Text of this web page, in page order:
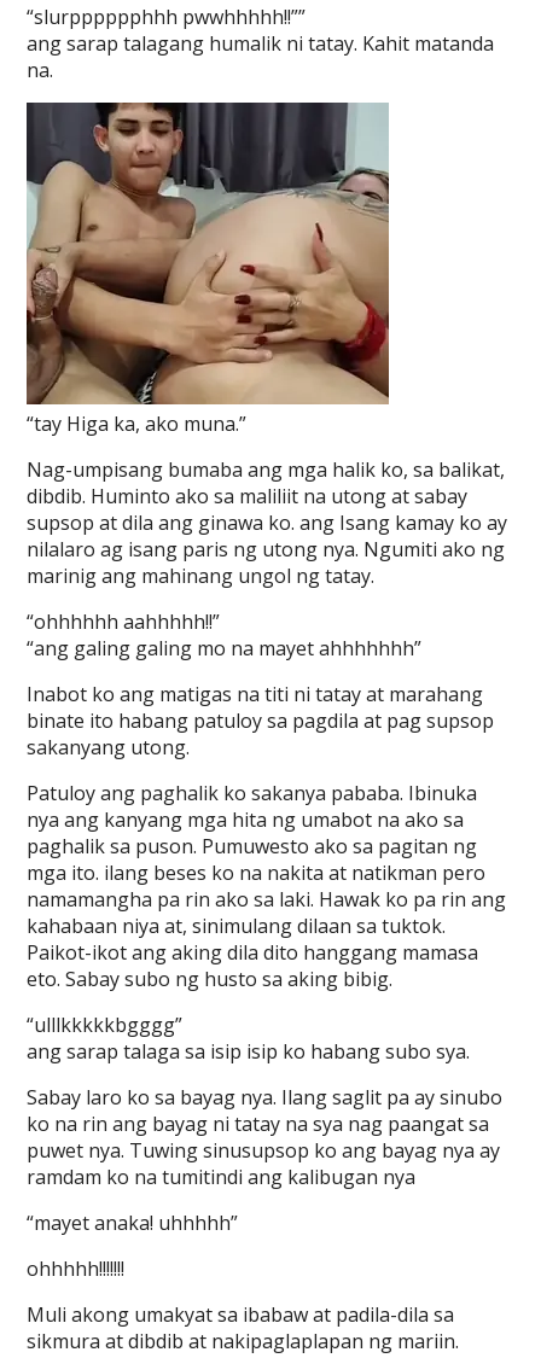
“slurpppppphhh pwwhhhhh!!””
ang sarap talagang humalik ni tatay. Kahit matanda
na.
“tay Higa ka, ako muna.”
Nag-umpisang bumaba ang mga halik ko, sa balikat,
dibdib. Huminto ako sa maliliit na utong at sabay
supsop at dila ang ginawa ko. ang Isang kamay ko ay
nilalaro ag isang paris ng utong nya. Ngumiti ako ng
marinig ang mahinang ungol ng tatay.
“ohhhhhh aahhhhh!!”
“ang galing galing mo na mayet ahhhhhhh”
Inabot ko ang matigas na titi ni tatay at marahang
binate ito habang patuloy sa pagdila at pag supsop
sakanyang utong.
Patuloy ang paghalik ko sakanya pababa. Ibinuka
nya ang kanyang mga hita ng umabot na ako sa
paghalik sa puson. Pumuwesto ako sa pagitan ng
mga ito. ilang beses ko na nakita at natikman pero
namamangha pa rin ako sa laki. Hawak ko pa rin ang
kahabaan niya at, sinimulang dilaan sa tuktok.
Paikot-ikot ang aking dila dito hanggang mamasa
eto. Sabay subo ng husto sa aking bibig.
“ulllkkkkkbgggg”
ang sarap talaga sa isip isip ko habang subo sya.
Sabay laro ko sa bayag nya. Ilang saglit pa ay sinubo
ko na rin ang bayag ni tatay na sya nag paangat sa
puwet nya. Tuwing sinusupsop ko ang bayag nya ay
ramdam ko na tumitindi ang kalibugan nya
“mayet anaka! uhhhhh”
ohhhhh!!!!!!!
Muli akong umakyat sa ibabaw at padila-dila sa
sikmura at dibdib at nakipaglaplapan ng mariin.